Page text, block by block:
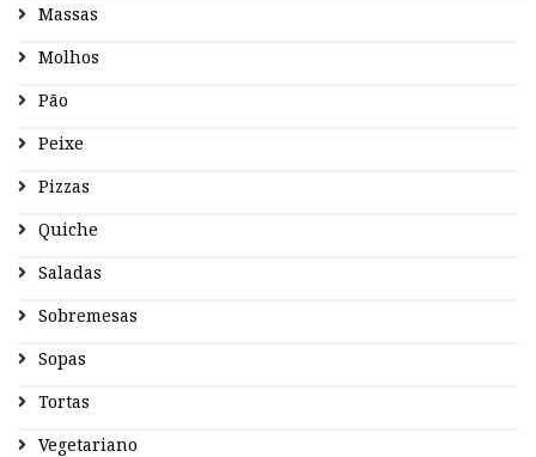
Massas
Molhos
Pão
Peixe
Pizzas
Quiche
Saladas
Sobremesas
Sopas
Tortas
Vegetariano